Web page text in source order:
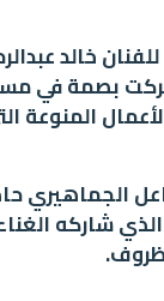
خالد
بصمة في
المنوعة
شاركه الغناء